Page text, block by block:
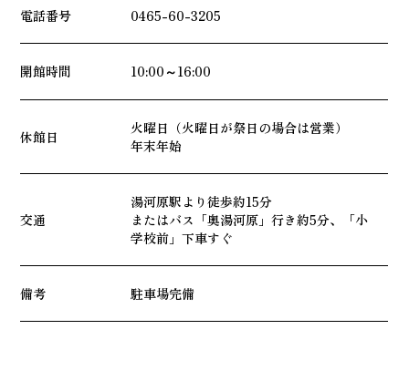
電話番号 0465-60-3205
開館時間 10:00～16:00
休館日
火曜日（火曜日が祭日の場合は営業）
年末年始
交通
湯河原駅より徒歩約15分
またはバス「奥湯河原」行き約5分、「小
学校前」下車すぐ
備考 駐車場完備